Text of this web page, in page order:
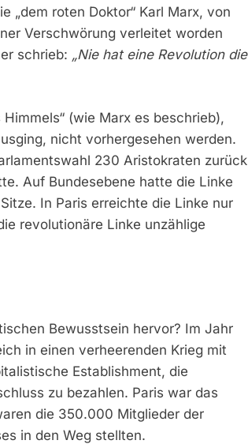
„dem roten Doktor“ Karl Marx, von
Verschwörung verleitet worden
schrieb: „Nie hat eine Revolution die
(wie Marx es beschrieb),
nicht vorhergesehen werden.
230 Aristokraten zurück
Auf Bundesebene hatte die Linke
In Paris erreichte die Linke nur
revolutionäre Linke unzählige
Bewusstsein hervor? Im Jahr
in einen verheerenden Krieg mit
Establishment, die
zu bezahlen. Paris war das
die 350.000 Mitglieder der
in den Weg stellten.